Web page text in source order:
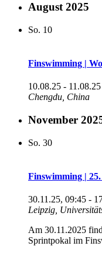
August 2025
So. 10
Finswimming |
10.08.25 - 11.08.25
Chengdu, China
November
So. 30
Finswimming |
30.11.25, 09:45 -
Leipzig,
Am 30.11.2025
Sprintpokal im